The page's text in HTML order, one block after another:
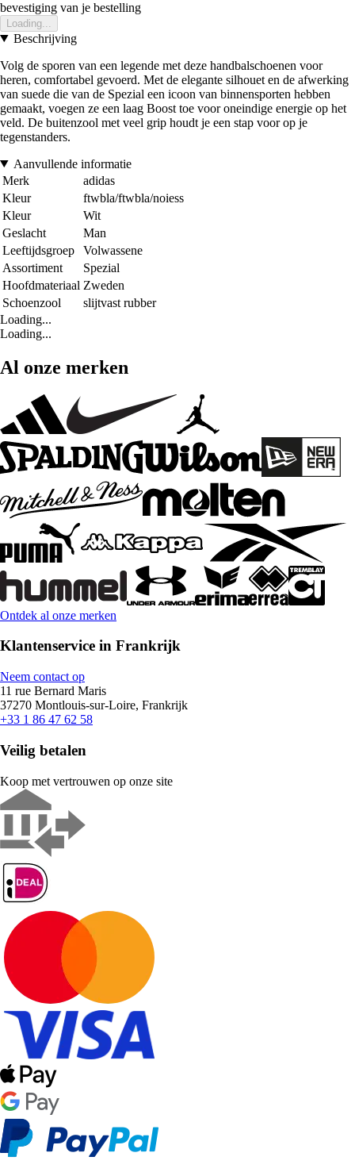
bevestiging van je bestelling
Loading...
Beschrijving
Volg de sporen van een legende met deze handbalschoenen voor
heren, comfortabel gevoerd. Met de elegante silhouet en de afwerking
van suede die van de Spezial een icoon van binnensporten hebben
gemaakt, voegen ze een laag Boost toe voor oneindige energie op het
veld. De buitenzool met veel grip houdt je een stap voor op je
tegenstanders.
Aanvullende informatie
Merk
adidas
Kleur
ftwbla/ftwbla/noiess
Kleur
Wit
Geslacht
Man
Leeftijdsgroep
Volwassene
Assortiment
Spezial
Hoofdmateriaal Zweden
Schoenzool
slijtvast rubber
Loading...
Loading...
Al onze merken
Ontdek al onze merken
Klantenservice in Frankrijk
Neem contact op
11 rue Bernard Maris
37270 Montlouis-sur-Loire, Frankrijk
+33 1 86 47 62 58
Veilig betalen
Koop met vertrouwen op onze site